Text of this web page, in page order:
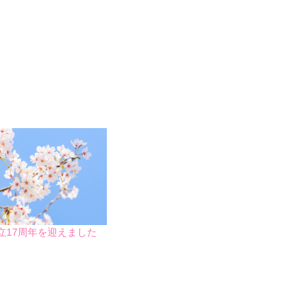
17周年を迎えました